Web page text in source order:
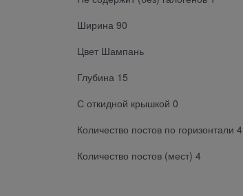
Ширина 90
Цвет Шампань
Глубина 15
С откидной крышкой 0
Количество постов по горизонтали 4
Количество постов (мест) 4